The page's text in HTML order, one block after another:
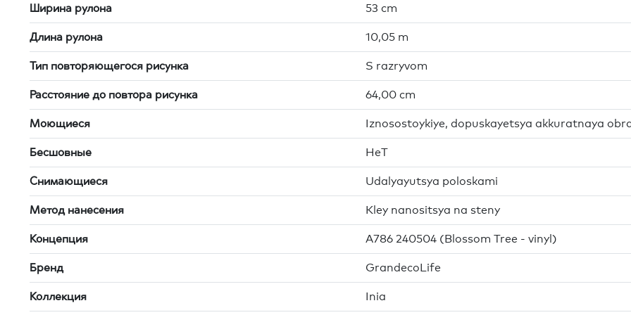
Ширина рулона 53 cm
Длина рулона 10,05 m
Тип повторяющегося рисунка S razryvom
Расстояние до повтора рисунка 64,00 cm
Моющиеся Iznosostoykiye, dopuskayetsya akkuratnaya
Бесшовные HeT
Снимающиеся Udalyayutsya poloskami
Метод нанесения Kley nanositsya na steny
Концепция A786 240504 (Blossom Tree - vinyl)
Бренд GrandecoLife
Коллекция Inia